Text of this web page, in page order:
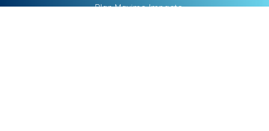
Plan Maximo Impacto